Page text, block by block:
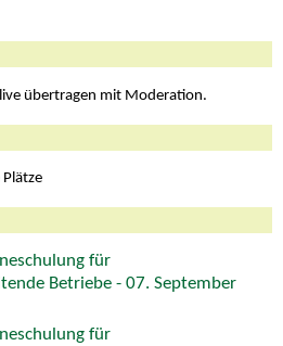
übertragen mit Moderation.
für
Betriebe - 07. September
für